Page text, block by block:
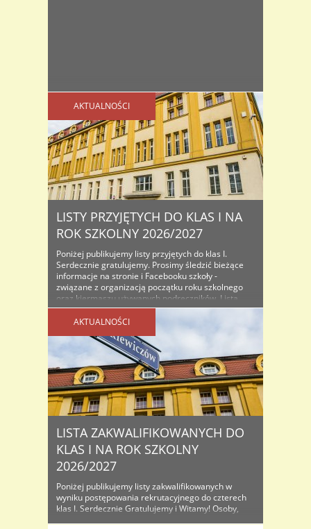
AKTUALNOŚCI
LISTY PRZYJĘTYCH DO KLAS I NA
ROK SZKOLNY 2026/2027
Poniżej publikujemy listy przyjętych do klas I.
Serdecznie gratulujemy. Prosimy śledzić bieżące
informacje na stronie i Facebooku szkoły -
związane z organizacją początku roku szkolnego
oraz kiermaszu używanych podręczników. Lista
osób przyjętych do klas I na rok szkolny...
AKTUALNOŚCI
LISTA ZAKWALIFIKOWANYCH DO
KLAS I NA ROK SZKOLNY
2026/2027
Poniżej publikujemy listy zakwalifikowanych w
wyniku postępowania rekrutacyjnego do czterech
klas I. Serdecznie Gratulujemy i Witamy! Osoby,